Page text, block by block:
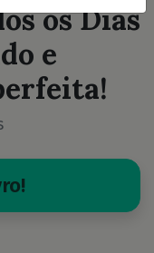
os Dias
e